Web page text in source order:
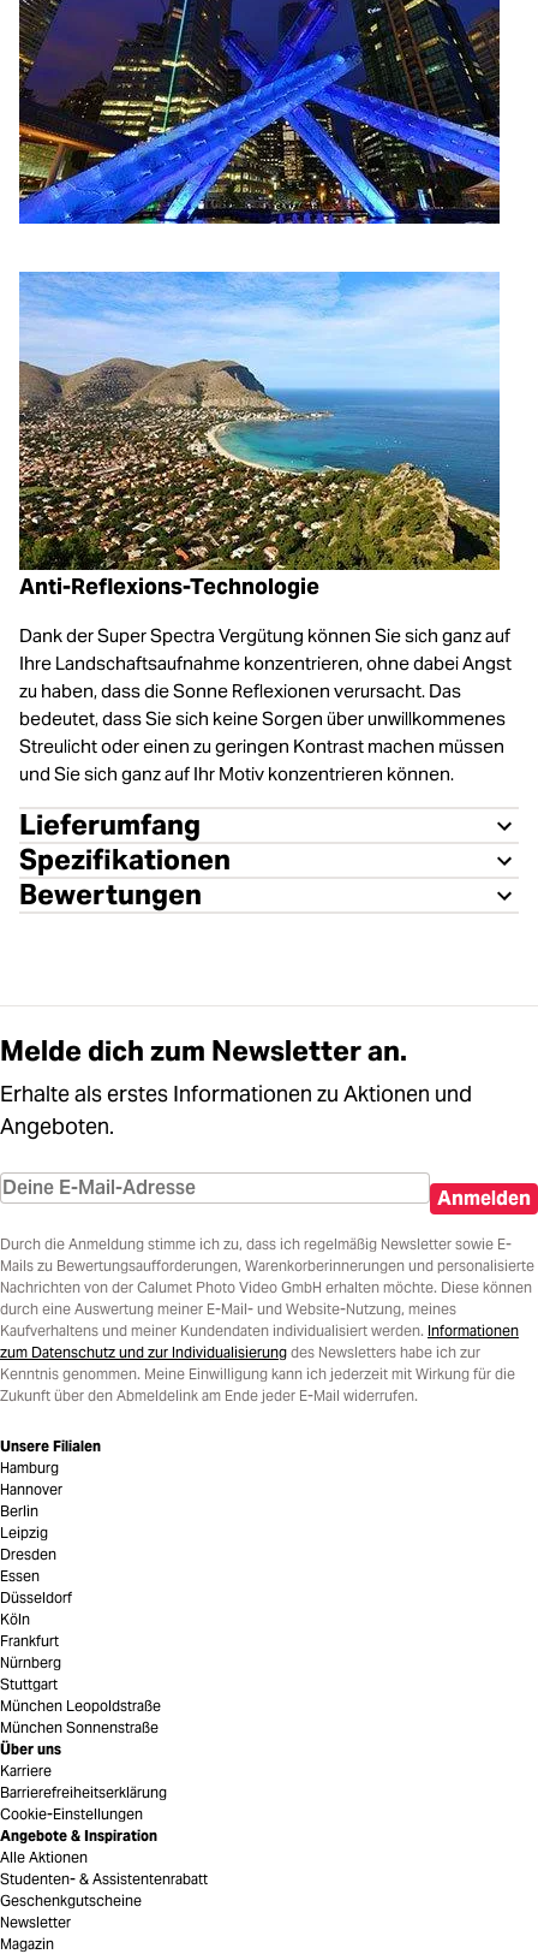
Anti-Reflexions-Technologie
Dank der Super Spectra Vergütung können Sie sich ganz auf
Ihre Landschaftsaufnahme konzentrieren, ohne dabei Angst
zu haben, dass die Sonne Reflexionen verursacht. Das
bedeutet, dass Sie sich keine Sorgen über unwillkommenes
Streulicht oder einen zu geringen Kontrast machen müssen
und Sie sich ganz auf Ihr Motiv konzentrieren können.
Lieferumfang
Spezifikationen
Bewertungen
Melde dich zum Newsletter an.
Erhalte als erstes Informationen zu Aktionen und
Angeboten.
Anmelden
Durch die Anmeldung stimme ich zu, dass ich regelmäßig Newsletter sowie E-
Mails zu Bewertungsaufforderungen, Warenkorberinnerungen und personalisierte
Nachrichten von der Calumet Photo Video GmbH erhalten möchte. Diese können
durch eine Auswertung meiner E-Mail- und Website-Nutzung, meines
Kaufverhaltens und meiner Kundendaten individualisiert werden. Informationen
zum Datenschutz und zur Individualisierung des Newsletters habe ich zur
Kenntnis genommen. Meine Einwilligung kann ich jederzeit mit Wirkung für die
Zukunft über den Abmeldelink am Ende jeder E-Mail widerrufen.
Unsere Filialen
Hamburg
Hannover
Berlin
Leipzig
Dresden
Essen
Düsseldorf
Köln
Frankfurt
Nürnberg
Stuttgart
München Leopoldstraße
München Sonnenstraße
Über uns
Karriere
Barrierefreiheitserklärung
Cookie-Einstellungen
Angebote & Inspiration
Alle Aktionen
Studenten- & Assistentenrabatt
Geschenkgutscheine
Newsletter
Magazin